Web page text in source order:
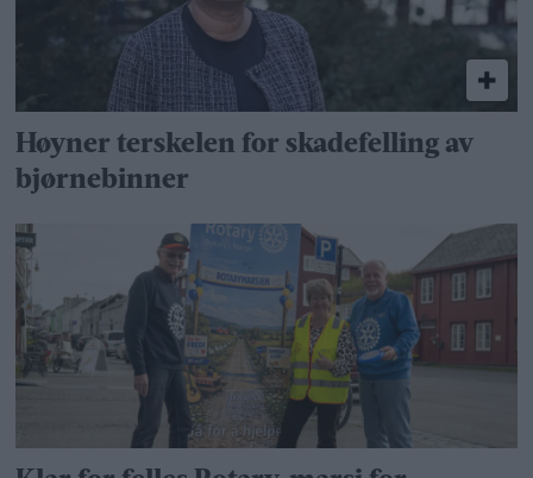
Høyner terskelen for skadefelling av
bjørnebinner